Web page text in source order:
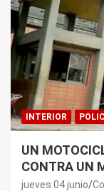
INTERIOR
UN
CONTRA UN
jueves 04 junio